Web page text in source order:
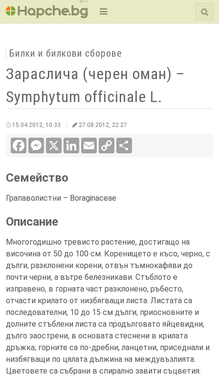
BETA
Билки и билкови сборове
Зараслича (черен оман) –
Symphytum officinale L.
15.04.2012, 10:33 27.08.2012, 22:27
FacebookMessenger LinkedInEmail
Copy
Link
Семейство
Грапаволистни – Boraginaceae
Описание
Многогодишно тревисто растение, достигащо на
височина от 50 до 100 см. Коренището е късо, черно, с
дълги, разклонени корени, отвън тъмнокафяви до
почти черни, а вътре белезникави. Стъблото е
изправено, в горната част разклонено, ръбесто,
отчасти крилато от низбягващи листа. Листата са
последователни, 10 до 15 см дълги; приосновните и
долните стъблени листа са продълговато яйцевидни,
дълго заострени, в основата стеснени в крилата
дръжка; горните са по-дребни, ланцетни, приседнали и
низбягващи по цялата дължина на междувъзлията.
Цветовете са събрани в спирално завити съцветия.